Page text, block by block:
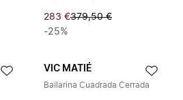
283 €379,50 €
-25%
VIC MATIÉ
Bailarina Cuadrada Cerrada